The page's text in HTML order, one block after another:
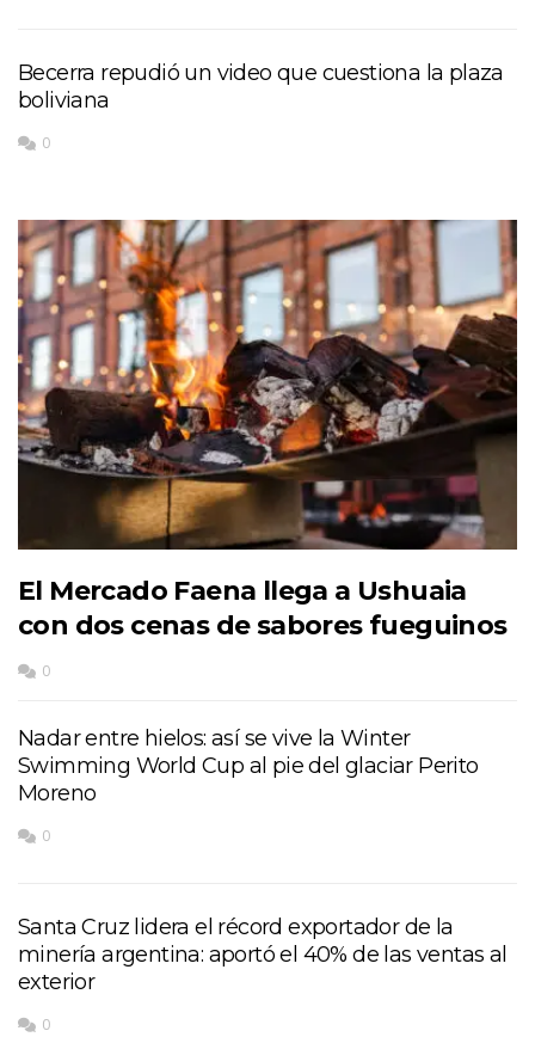
Becerra repudió un video que cuestiona la plaza
boliviana
0
El Mercado Faena llega a Ushuaia
con dos cenas de sabores fueguinos
0
Nadar entre hielos: así se vive la Winter
Swimming World Cup al pie del glaciar Perito
Moreno
0
Santa Cruz lidera el récord exportador de la
minería argentina: aportó el 40% de las ventas al
exterior
0